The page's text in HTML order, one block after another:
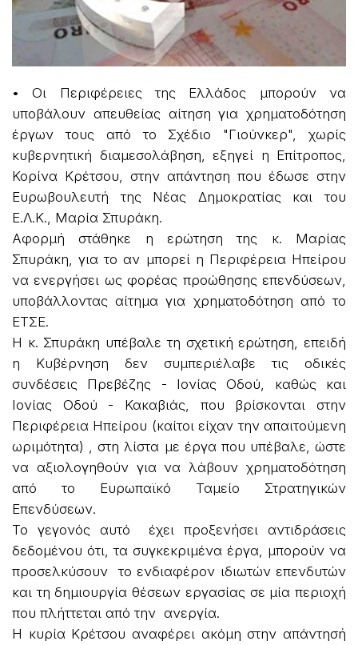
• Οι Περιφέρειες της Ελλάδος μπορούν να
υποβάλουν απευθείας αίτηση για χρηματοδότηση
έργων τους από το Σχέδιο "Γιούνκερ", χωρίς
κυβερνητική διαμεσολάβηση, εξηγεί η Επίτροπος,
Κορίνα Κρέτσου, στην απάντηση που έδωσε στην
Ευρωβουλευτή της Νέας Δημοκρατίας και του
Ε.Λ.Κ., Μαρία Σπυράκη.
Αφορμή στάθηκε η ερώτηση της κ. Μαρίας
Σπυράκη, για το αν μπορεί η Περιφέρεια Ηπείρου
να ενεργήσει ως φορέας προώθησης επενδύσεων,
υποβάλλοντας αίτημα για χρηματοδότηση από το
ΕΤΣΕ.
Η κ. Σπυράκη υπέβαλε τη σχετική ερώτηση, επειδή
η Κυβέρνηση δεν συμπεριέλαβε τις οδικές
συνδέσεις Πρεβέζης - Ιονίας Οδού, καθώς και
Ιονίας Οδού - Κακαβιάς, που βρίσκονται στην
Περιφέρεια Ηπείρου (καίτοι είχαν την απαιτούμενη
ωριμότητα) , στη λίστα με έργα που υπέβαλε, ώστε
να αξιολογηθούν για να λάβουν χρηματοδότηση
από το Ευρωπαϊκό Ταμείο Στρατηγικών
Επενδύσεων.
Το γεγονός αυτό έχει προξενήσει αντιδράσεις
δεδομένου ότι, τα συγκεκριμένα έργα, μπορούν να
προσελκύσουν το ενδιαφέρον ιδιωτών επενδυτών
και τη δημιουργία θέσεων εργασίας σε μία περιοχή
που πλήττεται από την ανεργία.
Η κυρία Κρέτσου αναφέρει ακόμη στην απάντησή